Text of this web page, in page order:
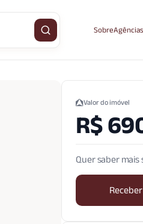
Buscar imóvelSobreAgências
Valor do imóvel
R$
Quer saber